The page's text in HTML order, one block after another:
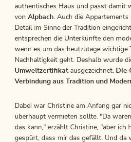
authentisches Haus und passt damit
von Alpbach. Auch die Appartements
Detail im Sinne der Tradition
entsprechen die Unterkünfte den
wenn es um das heutzutage wichtige
Nachhaltigkeit geht. Deshalb wurde
Umweltzertifikat ausgezeichnet. Die
Verbindung aus Tradition und
Dabei war Christine am Anfang gar
überhaupt vermieten sollte. "Da
das kann," erzählt Christine, "aber ich
gespürt, dass mir das gefällt. Und da